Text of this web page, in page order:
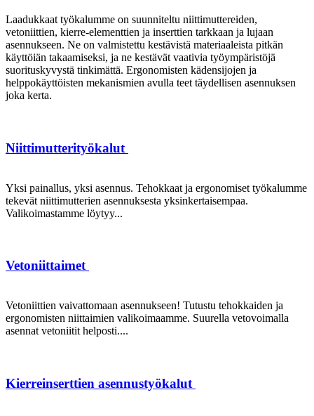
Laadukkaat työkalumme on suunniteltu niittimuttereiden,
vetoniittien, kierre-elementtien ja inserttien tarkkaan ja lujaan
asennukseen. Ne on valmistettu kestävistä materiaaleista pitkän
käyttöiän takaamiseksi, ja ne kestävät vaativia työympäristöjä
suorituskyvystä tinkimättä. Ergonomisten kädensijojen ja
helppokäyttöisten mekanismien avulla teet täydellisen asennuksen
joka kerta.
Niittimutterityökalut
Yksi painallus, yksi asennus. Tehokkaat ja ergonomiset työkalumme
tekevät niittimutterien asennuksesta yksinkertaisempaa.
Valikoimastamme löytyy...
Vetoniittaimet
Vetoniittien vaivattomaan asennukseen! Tutustu tehokkaiden ja
ergonomisten niittaimien valikoimaamme. Suurella vetovoimalla
asennat vetoniitit helposti....
Kierreinserttien asennustyökalut